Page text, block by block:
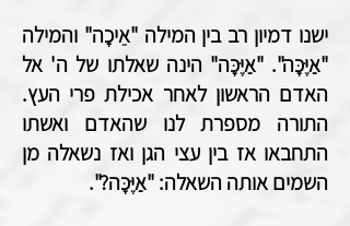
ישנו דמיון רב בין המילה "אֵיכָה" והמילה
"אַיֶּכָּה". "אַיֶּכָּה" הינה שאלתו של ה' אל
האדם הראשון לאחר אכילת פרי העץ.
התורה מספרת לנו שהאדם ואשתו
התחבאו אז בין עצי הגן ואז נשאלה מן
השמים אותה השאלה: "אַיֶּכָּה?".